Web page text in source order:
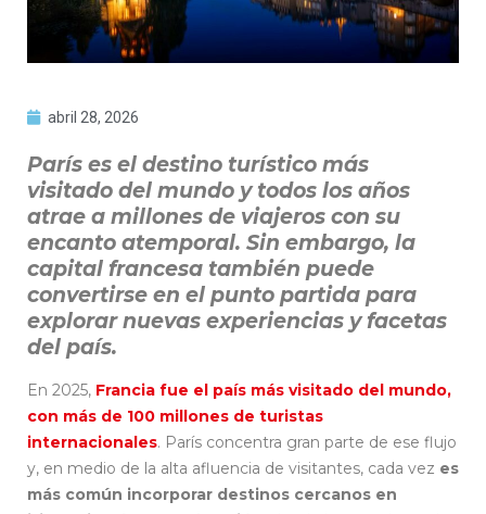
abril 28, 2026
París es el destino turístico más
visitado del mundo y todos los años
atrae a millones de viajeros con su
encanto atemporal. Sin embargo, la
capital francesa también puede
convertirse en el punto partida para
explorar nuevas experiencias y facetas
del país.
En 2025, Francia fue el país más visitado del mundo,
con más de 100 millones de turistas
internacionales. París concentra gran parte de ese flujo
y, en medio de la alta afluencia de visitantes, cada vez es
más común incorporar destinos cercanos en